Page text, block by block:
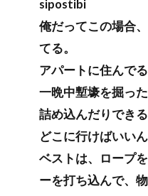
sipostibi
俺だってこの場合
てる。
アパートに住んで
一晩中塹壕を掘っ
詰め込んだりでき
どこに行けばいい
ベストは、ロープ
ーを打ち込んで、